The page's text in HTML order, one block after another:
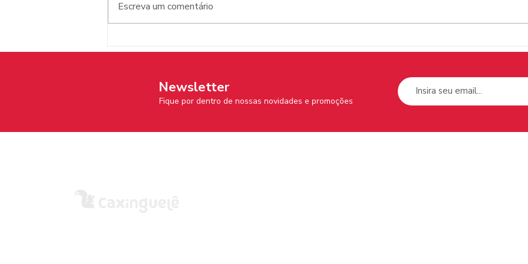
e ilustrador
– com Jó Rivadulla
Escreva um comentário
Newsletter
Fique por dentro de nossas novidades e promoções